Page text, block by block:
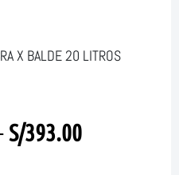
X BALDE 20 LITROS
S/393.00